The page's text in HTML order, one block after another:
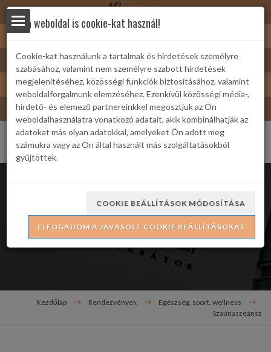
Nyírbátor
Nyírbátor/Barát kártya
Turizmus
Bátor Televízió
Szaunaszeánsz
Kezdőlap Rendezvények
Egészség, sport, wellness
Szaunaszeánsz
Ez a weboldal is cookie-kat használ!
Cookie-kat használunk a tartalmak és hirdetések személyre
szabásához, valamint nem személyre szabott hirdetések
megjelenítéséhez, közösségi funkciók biztosításához, valamint
weboldalforgalmunk elemzéséhez. Ezenkívül közösségi média-,
hirdető- és elemező partnereinkkel megosztjuk az Ön
weboldalhasználatra vonatkozó adatait, akik kombinálhatják az
adatokat más olyan adatokkal, amelyeket Ön adott meg
számukra vagy az Ön által használt más szolgáltatásokból
gyűjtöttek.
COOKIE BEÁLLÍTÁSOK MÓDOSÍTÁSA
ELFOGADOM A JAVASOLT COOKIE BEÁLLÍTÁSOKAT